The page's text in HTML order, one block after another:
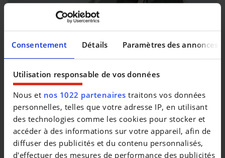
Consentement Détails Paramètres des annonces
Utilisation responsable de vos données
Nous et nos 1022 partenaires traitons vos données
personnelles, telles que votre adresse IP, en utilisant
des technologies comme les cookies pour stocker et
accéder à des informations sur votre appareil, afin de
diffuser des publicités et du contenu personnalisés,
d'effectuer des mesures de performance des publicités
Renegade 1.3 T4 80Th DDCT
17.990 EUR|41.468 km